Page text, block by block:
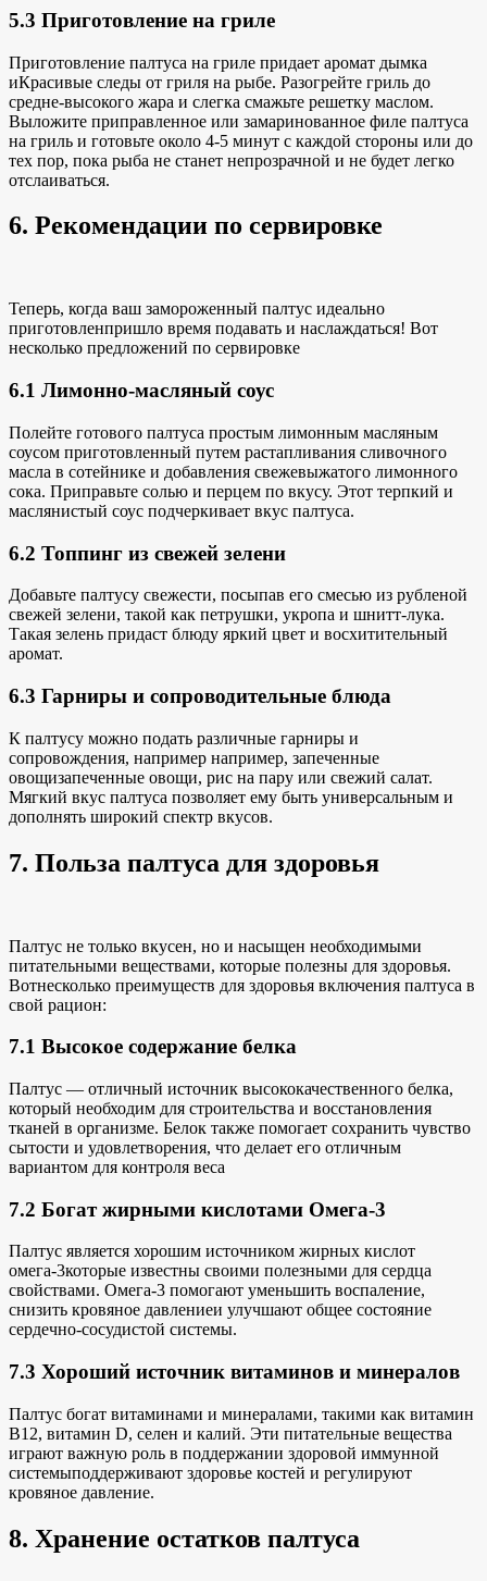
5.3 Приготовление на гриле
Приготовление палтуса на гриле придает аромат дымка
иКрасивые следы от гриля на рыбе. Разогрейте гриль до
средне-высокого жара и слегка смажьте решетку маслом.
Выложите приправленное или замаринованное филе палтуса
на гриль и готовьте около 4-5 минут с каждой стороны или до
тех пор, пока рыба не станет непрозрачной и не будет легко
отслаиваться.
6. Рекомендации по сервировке
Теперь, когда ваш замороженный палтус идеально
приготовленпришло время подавать и наслаждаться! Вот
несколько предложений по сервировке
6.1 Лимонно-масляный соус
Полейте готового палтуса простым лимонным масляным
соусом приготовленный путем растапливания сливочного
масла в сотейнике и добавления свежевыжатого лимонного
сока. Приправьте солью и перцем по вкусу. Этот терпкий и
маслянистый соус подчеркивает вкус палтуса.
6.2 Топпинг из свежей зелени
Добавьте палтусу свежести, посыпав его смесью из рубленой
свежей зелени, такой как петрушки, укропа и шнитт-лука.
Такая зелень придаст блюду яркий цвет и восхитительный
аромат.
6.3 Гарниры и сопроводительные блюда
К палтусу можно подать различные гарниры и
сопровождения, например например, запеченные
овощизапеченные овощи, рис на пару или свежий салат.
Мягкий вкус палтуса позволяет ему быть универсальным и
дополнять широкий спектр вкусов.
7. Польза палтуса для здоровья
Палтус не только вкусен, но и насыщен необходимыми
питательными веществами, которые полезны для здоровья.
Вотнесколько преимуществ для здоровья включения палтуса в
свой рацион:
7.1 Высокое содержание белка
Палтус — отличный источник высококачественного белка,
который необходим для строительства и восстановления
тканей в организме. Белок также помогает сохранить чувство
сытости и удовлетворения, что делает его отличным
вариантом для контроля веса
7.2 Богат жирными кислотами Омега-3
Палтус является хорошим источником жирных кислот
омега-3которые известны своими полезными для сердца
свойствами. Омега-3 помогают уменьшить воспаление,
снизить кровяное давлениеи улучшают общее состояние
сердечно-сосудистой системы.
7.3 Хороший источник витаминов и минералов
Палтус богат витаминами и минералами, такими как витамин
B12, витамин D, селен и калий. Эти питательные вещества
играют важную роль в поддержании здоровой иммунной
системыподдерживают здоровье костей и регулируют
кровяное давление.
8. Хранение остатков палтуса